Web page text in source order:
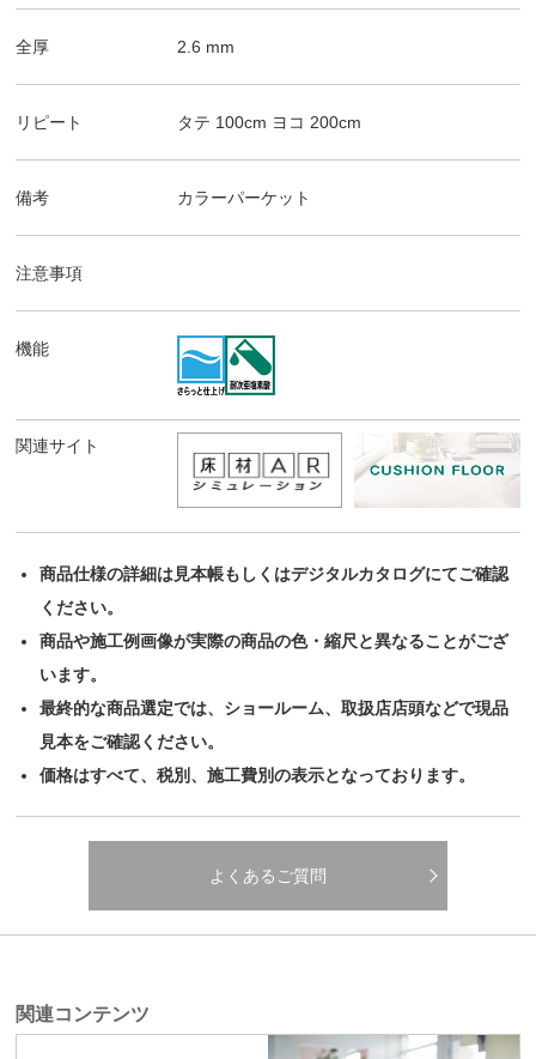
全厚 2.6 mm
リピート タテ 100cm ヨコ 200cm
備考 カラーパーケット
注意事項
機能
関連サイト
商品仕様の詳細は見本帳もしくはデジタルカタログにてご確認
ください。
商品や施工例画像が実際の商品の色・縮尺と異なることがござ
います。
最終的な商品選定では、ショールーム、取扱店店頭などで現品
見本をご確認ください。
価格はすべて、税別、施工費別の表示となっております。
よくあるご質問
関連コンテンツ